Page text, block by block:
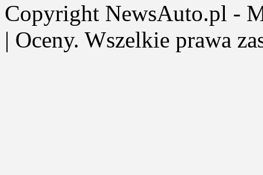
Copyright NewsAuto.pl -
| Oceny. Wszelkie prawa